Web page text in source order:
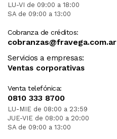
LU-VI de 09:00 a 18:00
SA de 09:00 a 13:00
Cobranza de créditos:
cobranzas@fravega.com.ar
Servicios a empresas:
Ventas corporativas
Venta telefónica:
0810 333 8700
LU-MIE de 08:00 a 23:59
JUE-VIE de 08:00 a 20:00
SA de 09:00 a 13:00